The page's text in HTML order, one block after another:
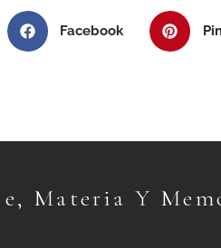
Facebook
Materia Y